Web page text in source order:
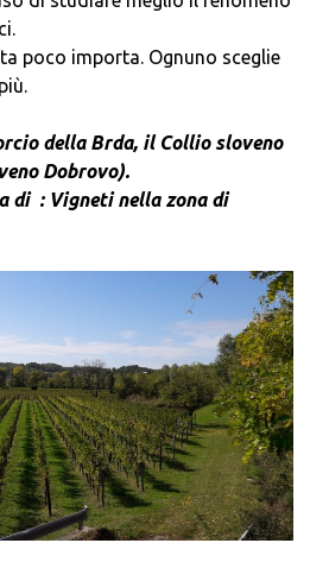
poco importa. Ognuno sceglie
della Brda, il Collio sloveno
Dobrovo).
di : Vigneti nella zona di